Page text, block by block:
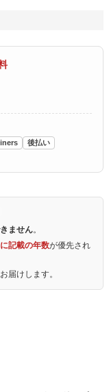
後払い
ません。
記載の年数が優先され
届けします。